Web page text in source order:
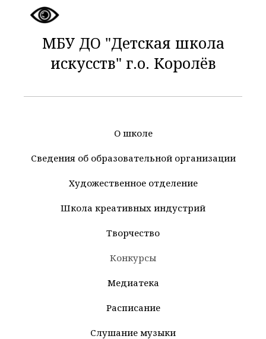
МБУ ДО "Детская школа
искусств" г.о. Королёв
О школе
Сведения об образовательной организации
Художественное отделение
Школа креативных индустрий
Творчество
Конкурсы
Медиатека
Расписание
Слушание музыки